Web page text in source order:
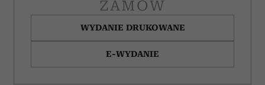
ZAMÓW
WYDANIE DRUKOWANE
E-WYDANIE